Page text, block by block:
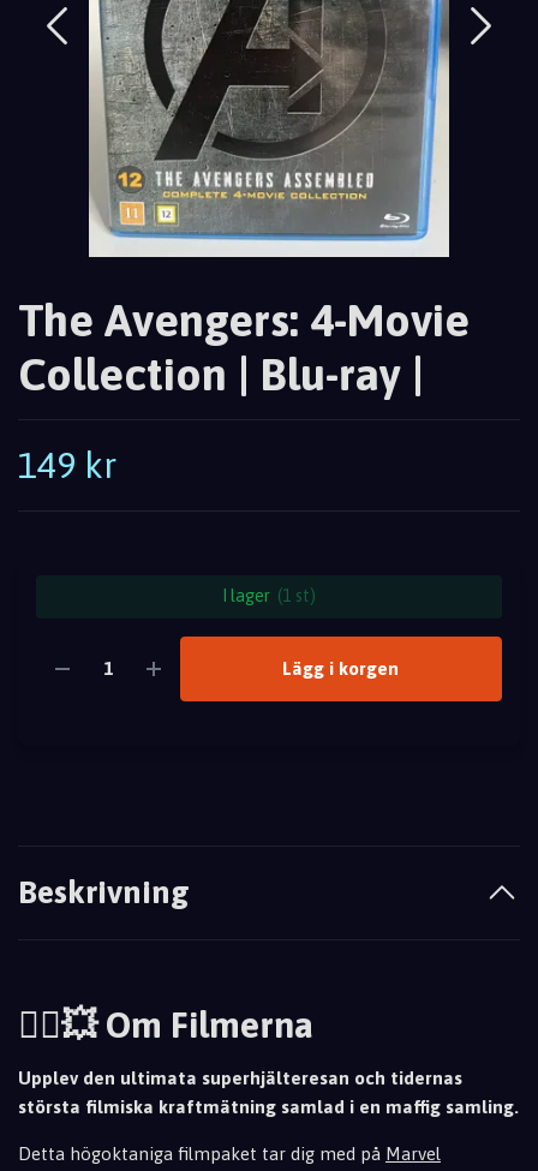
The Avengers: 4-Movie
Collection | Blu-ray |
149 kr
I lager (1 st)
Lägg i korgen
Beskrivning
🦸‍♂️💥 Om Filmerna
Upplev den ultimata superhjälteresan och tidernas
största filmiska kraftmätning samlad i en maffig samling.
Detta högoktaniga filmpaket tar dig med på Marvel